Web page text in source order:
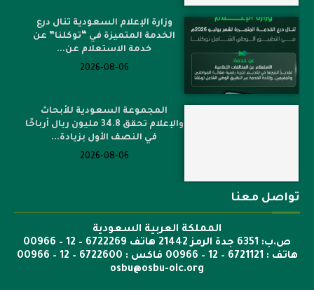
وزارة الإعلام السعودية تنال درع
الخدمة المتميزة في “توكلنا” عن
خدمة الاستعلام عن...
2026-08-06
المجموعة السعودية للأبحاث
والإعلام تحقق 34.8 مليون ريال أرباحًا
في النصف الأول بزيادة...
2026-08-06
تواصل معنا
المملكة العربية السعودية
ص.ب: 6351 جدة الرمز 21442 هاتف 6722269 – 12 – 00966
هاتف : 6721121 – 12 – 00966 فاكس : 6722600 – 12 – 00966
osbu@osbu-oic.org